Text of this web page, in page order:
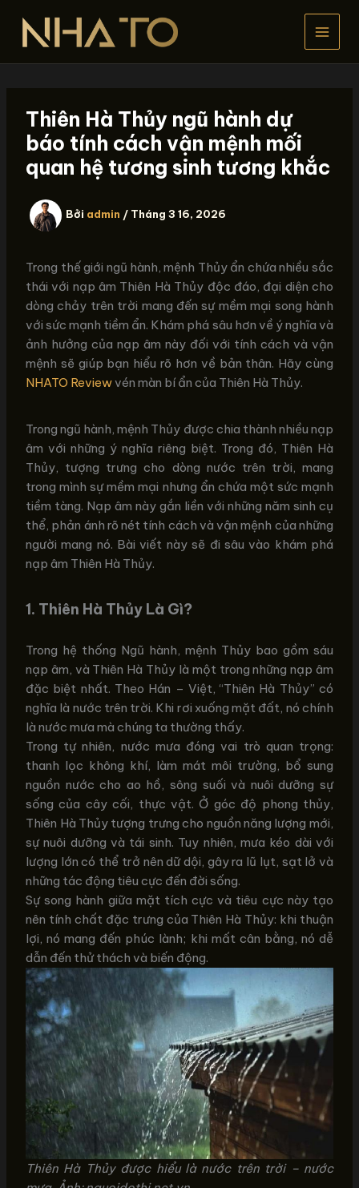
dung
Thiên Hà Thủy ngũ hành dự
báo tính cách vận mệnh mối
quan hệ tương sinh tương khắc
Bởi admin / Tháng 3 16, 2026
Trong thế giới ngũ hành, mệnh Thủy ẩn chứa nhiều sắc
thái với nạp âm Thiên Hà Thủy độc đáo, đại diện cho
dòng chảy trên trời mang đến sự mềm mại song hành
với sức mạnh tiềm ẩn. Khám phá sâu hơn về ý nghĩa và
ảnh hưởng của nạp âm này đối với tính cách và vận
mệnh sẽ giúp bạn hiểu rõ hơn về bản thân. Hãy cùng
NHATO Reviewvén màn bí ẩn của Thiên Hà Thủy.
Trong ngũ hành, mệnh Thủy được chia thành nhiều nạp
âm với những ý nghĩa riêng biệt. Trong đó, Thiên Hà
Thủy, tượng trưng cho dòng nước trên trời, mang
trong mình sự mềm mại nhưng ẩn chứa một sức mạnh
tiềm tàng. Nạp âm này gắn liền với những năm sinh cụ
thể, phản ánh rõ nét tính cách và vận mệnh của những
người mang nó. Bài viết này sẽ đi sâu vào khám phá
nạp âm Thiên Hà Thủy.
1. Thiên Hà Thủy Là Gì?
Trong hệ thống Ngũ hành, mệnh Thủy bao gồm sáu
nạp âm, và Thiên Hà Thủy là một trong những nạp âm
đặc biệt nhất. Theo Hán – Việt, “Thiên Hà Thủy” có
nghĩa là nước trên trời. Khi rơi xuống mặt đất, nó chính
là nước mưa mà chúng ta thường thấy.
Trong tự nhiên, nước mưa đóng vai trò quan trọng:
thanh lọc không khí, làm mát môi trường, bổ sung
nguồn nước cho ao hồ, sông suối và nuôi dưỡng sự
sống của cây cối, thực vật. Ở góc độ phong thủy,
Thiên Hà Thủy tượng trưng cho nguồn năng lượng mới,
sự nuôi dưỡng và tái sinh. Tuy nhiên, mưa kéo dài với
lượng lớn có thể trở nên dữ dội, gây ra lũ lụt, sạt lở và
những tác động tiêu cực đến đời sống.
Sự song hành giữa mặt tích cực và tiêu cực này tạo
nên tính chất đặc trưng của Thiên Hà Thủy: khi thuận
lợi, nó mang đến phúc lành; khi mất cân bằng, nó dễ
dẫn đến thử thách và biến động.
Thiên Hà Thủy được hiểu là nước trên trời – nước